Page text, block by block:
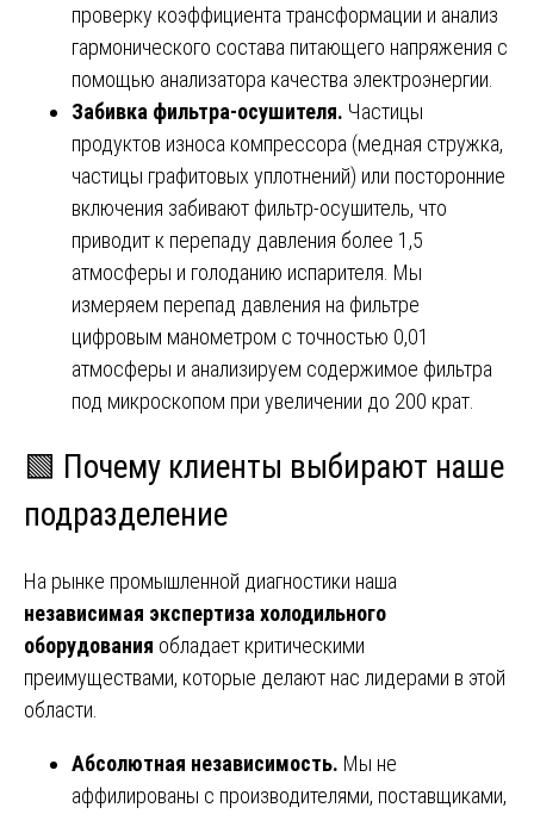
проверку коэффициента трансформации и анализ
гармонического состава питающего напряжения с
помощью анализатора качества электроэнергии.
Забивка фильтра-осушителя. Частицы
продуктов износа компрессора (медная стружка,
частицы графитовых уплотнений) или посторонние
включения забивают фильтр-осушитель, что
приводит к перепаду давления более 1,5
атмосферы и голоданию испарителя. Мы
измеряем перепад давления на фильтре
цифровым манометром с точностью 0,01
атмосферы и анализируем содержимое фильтра
под микроскопом при увеличении до 200 крат.
🟩 Почему клиенты выбирают наше
подразделение
На рынке промышленной диагностики наша
независимая экспертиза холодильного
оборудования обладает критическими
преимуществами, которые делают нас лидерами в этой
области.
Абсолютная независимость. Мы не
аффилированы с производителями, поставщиками,